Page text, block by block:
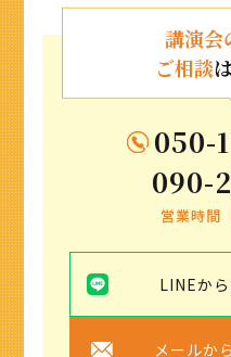
講演会
ご相談
050-
090-
営業時間
LINEか
メールか